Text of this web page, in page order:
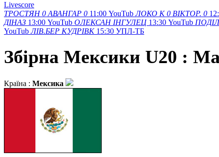
Livescore
ТРОСТЯН 0 АВАНГАР 0 11:00 YouTub ЛОКО К 0 ВІКТОР. 0
ДІНАЗ 13:00 YouTub ОЛЕКСАН ІНГУЛЕЦ 13:30 YouTub
YouTub ЛІВ.БЕР КУДРІВК 15:30 УПЛ-ТБ
Збірна Мексики U20 :
Країна : Мексика